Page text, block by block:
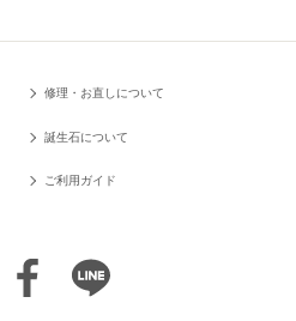
修理・お直しについて
誕生石について
ご利用ガイド